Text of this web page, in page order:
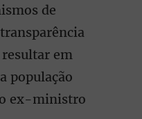
de
em
população
ex-ministro